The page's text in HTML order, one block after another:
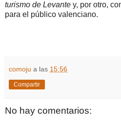
turismo de Levante y, por otro,
para el público valenciano.
comoju a las 15:56
Compartir
No hay comentarios: